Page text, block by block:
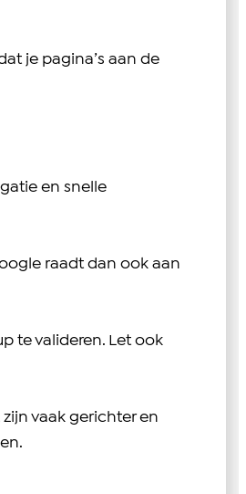
je pagina’s aan de
en snelle
raadt dan ook aan
te valideren. Let ook
vaak gerichter en